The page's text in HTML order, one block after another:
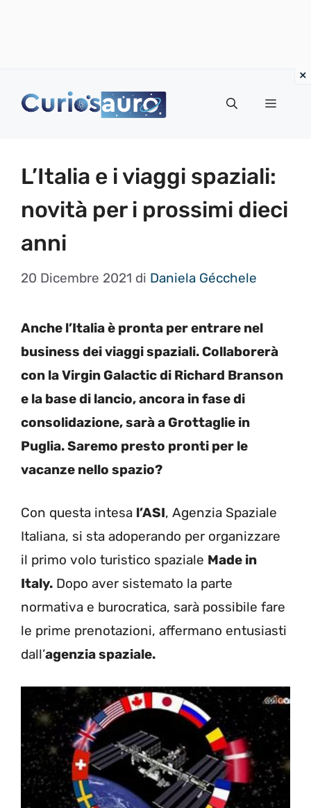
Menu
L’Italia e i viaggi spaziali:
novità per i prossimi dieci
anni
20 Dicembre 2021 di Daniela Gécchele
Anche l’Italia è pronta per entrare nel
business dei viaggi spaziali. Collaborerà
con la Virgin Galactic di Richard Branson
e la base di lancio, ancora in fase di
consolidazione, sarà a Grottaglie in
Puglia. Saremo presto pronti per le
vacanze nello spazio?
Con questa intesa l’ASI, Agenzia Spaziale
Italiana, si sta adoperando per organizzare
il primo volo turistico spaziale Made in
Italy. Dopo aver sistemato la parte
normativa e burocratica, sarà possibile fare
le prime prenotazioni, affermano entusiasti
dall’agenzia spaziale.